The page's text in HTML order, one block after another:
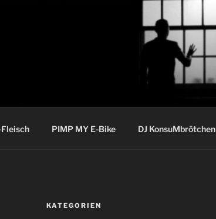
PIMP MY E-Bike DJ KonsuMbrötchen
KATEGORIEN